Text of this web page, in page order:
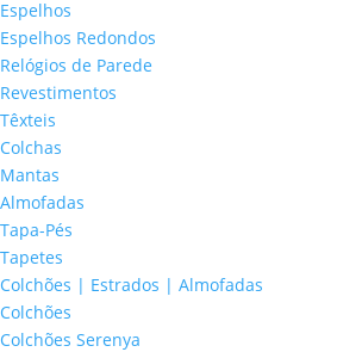
Espelhos
Espelhos Redondos
Relógios de Parede
Revestimentos
Têxteis
Colchas
Mantas
Almofadas
Tapa-Pés
Tapetes
Colchões | Estrados | Almofadas
Colchões
Colchões Serenya